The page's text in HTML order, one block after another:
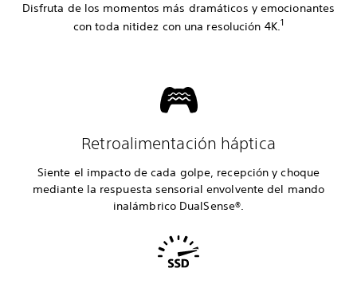
Disfruta de los momentos más dramáticos y emocionantes
con toda nitidez con una resolución 4K.1
Retroalimentación háptica
Siente el impacto de cada golpe, recepción y choque
mediante la respuesta sensorial envolvente del mando
inalámbrico DualSense®.